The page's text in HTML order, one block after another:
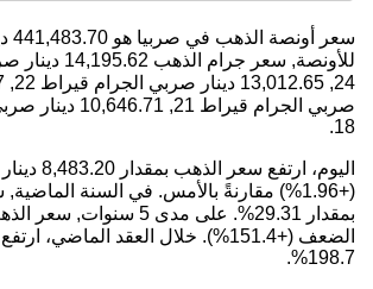
سعر أونصة الذهب في صربيا هو 441,483.70
للأونصة, سعر جرام الذهب 14,195.62 دينار
24,
13,012.65 دينار صربي الجرام قيراط 22,
صربي الجرام قيراط 21,
10,646.71 دينار
18.
اليوم،
(+1.96%) مقارنةً بالأمس. في السنة
بمقدار 29.31%. على مدى 5
الضعف (+151.4%). خلال العقد الماضي،
198.7%.